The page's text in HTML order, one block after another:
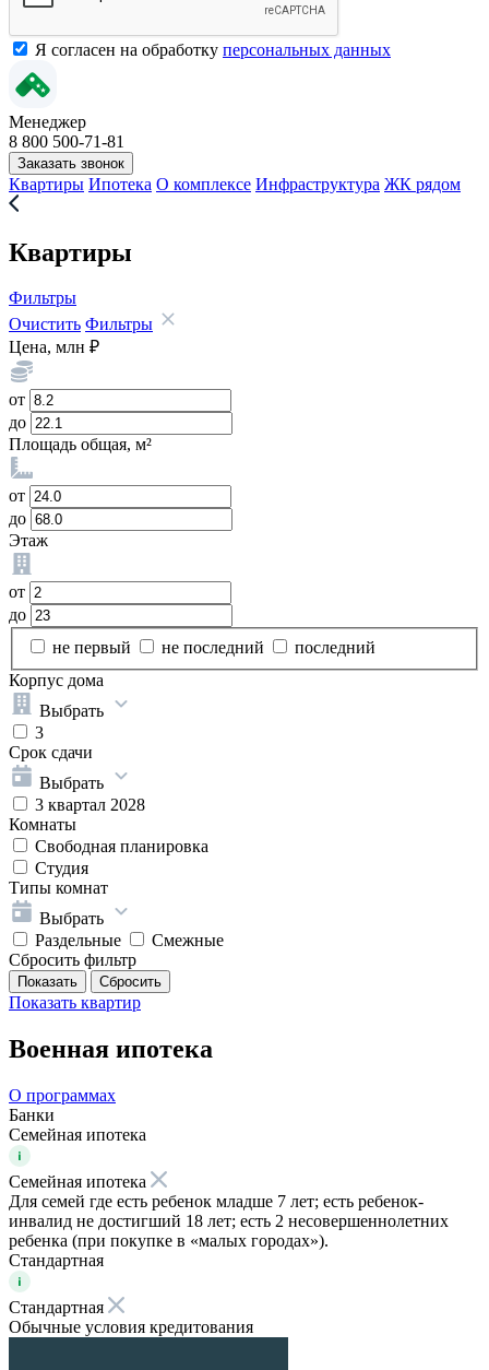
Я согласен на обработку персональных данных
Менеджер
8 800 500-71-81
Заказать звонок
Квартиры Ипотека О комплексе Инфраструктура ЖК рядом
Квартиры
Фильтры
Очистить Фильтры
Цена, млн ₽
от
до
Площадь общая, м²
от
до
Этаж
от
до
не первый
не последний
последний
Корпус дома
Выбрать
3
Срок сдачи
Выбрать
3 квартал 2028
Комнаты
Свободная планировка
Студия
Типы комнат
Выбрать
Раздельные
Смежные
Сбросить фильтр
Показать квартир
Военная ипотека
О программах
Банки
Семейная ипотека
Семейная ипотека
Для семей где есть ребенок младше 7 лет; есть ребенок-
инвалид не достигший 18 лет; есть 2 несовершеннолетних
ребенка (при покупке в «малых городах»).
Стандартная
Стандартная
Обычные условия кредитования